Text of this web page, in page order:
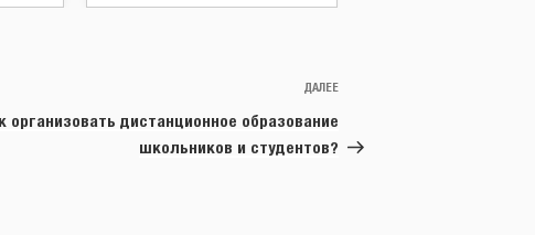
Следующая
ДАЛЕЕ
организовать дистанционное образование
школьников и студентов?